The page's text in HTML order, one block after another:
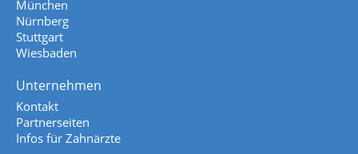
München
Nürnberg
Stuttgart
Wiesbaden
Unternehmen
Kontakt
Partnerseiten
Infos für Zahnärzte